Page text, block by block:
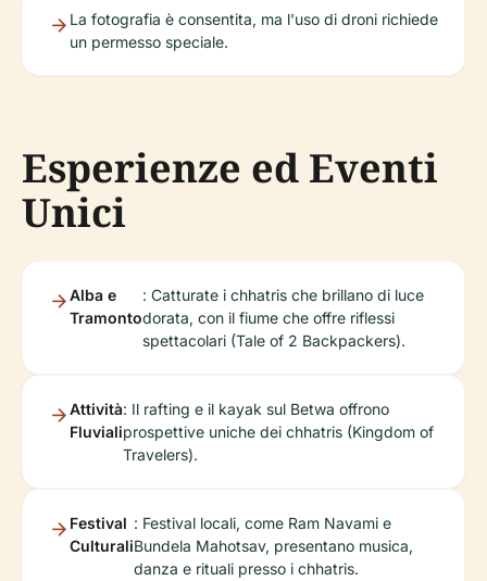
La fotografia è consentita, ma l'uso di droni richiede
un permesso speciale.
Esperienze ed Eventi
Unici
Alba e
Tramonto
: Catturate i chhatris che brillano di luce
dorata, con il fiume che offre riflessi
spettacolari (Tale of 2 Backpackers).
Attività
Fluviali
: Il rafting e il kayak sul Betwa offrono
prospettive uniche dei chhatris (Kingdom of
Travelers).
Festival
Culturali
: Festival locali, come Ram Navami e
Bundela Mahotsav, presentano musica,
danza e rituali presso i chhatris.